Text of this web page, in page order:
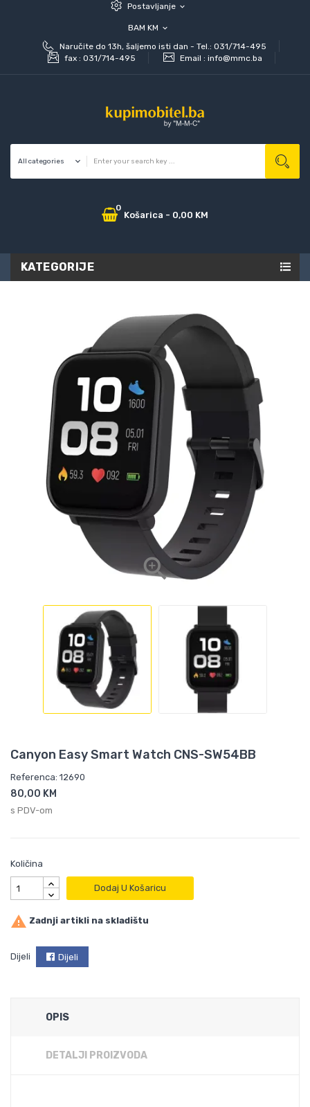
Postavljanje expand_more
BAM KM expand_more
Naručite do 13h, šaljemo isti dan - Tel.: 031/714-495
fax : 031/714-495 Email : info@mmc.ba
Košarica
0
- 0,00 KM
KATEGORIJE

Canyon Easy Smart Watch CNS-SW54BB
Referenca: 12690
80,00 KM
s PDV-om
Količina
Dodaj U Košaricu
 Zadnji artikli na skladištu
Dijeli Dijeli
OPIS
DETALJI PROIZVODA